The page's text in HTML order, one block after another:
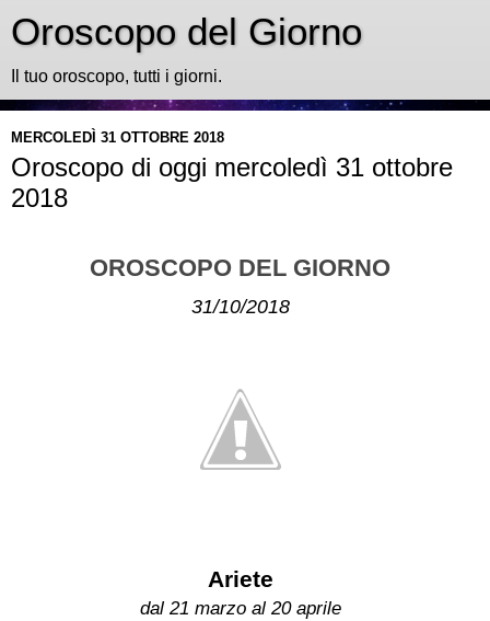
Oroscopo del Giorno
Il tuo oroscopo, tutti i giorni.
MERCOLEDÌ 31 OTTOBRE 2018
Oroscopo di oggi mercoledì 31 ottobre
2018
OROSCOPO DEL GIORNO
31/10/2018
Ariete
dal 21 marzo al 20 aprile